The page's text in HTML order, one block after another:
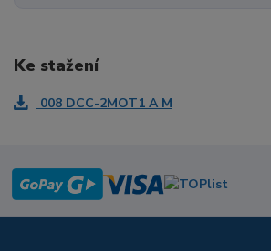
Ke stažení
008 DCC-2MOT1 A M